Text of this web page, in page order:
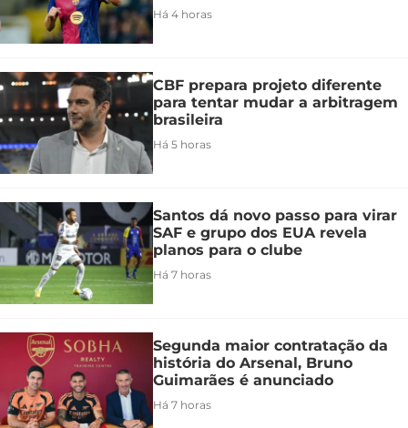
Há 4 horas
CBF prepara projeto diferente
para tentar mudar a arbitragem
brasileira
Há 5 horas
Santos dá novo passo para virar
SAF e grupo dos EUA revela
planos para o clube
Há 7 horas
Segunda maior contratação da
história do Arsenal, Bruno
Guimarães é anunciado
Há 7 horas